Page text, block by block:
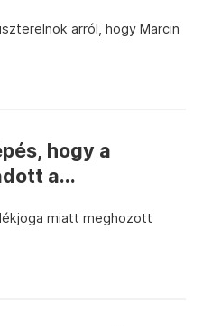
arról, hogy Marcin
hogy a
a...
miatt meghozott